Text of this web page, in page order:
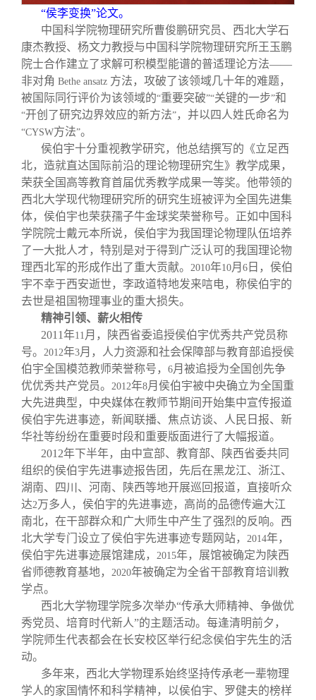
“侯李变换”论文。
中国科学院物理研究所曹俊鹏研究员、西北大学石
康杰教授、杨文力教授与中国科学院物理研究所王玉鹏
院士合作建立了求解可积模型能谱的普适理论方法——
非对角 Bethe ansatz 方法，攻破了该领域几十年的难题，
被国际同行评价为该领域的“重要突破”“关键的一步”和
“开创了研究边界效应的新方法” ，并以四人姓氏命名为
“CYSW方法”。
侯伯宇十分重视教学研究，他总结撰写的《立足西
北，造就直达国际前沿的理论物理研究生》教学成果，
荣获全国高等教育首届优秀教学成果一等奖。他带领的
西北大学现代物理研究所的研究生班被评为全国先进集
体，侯伯宇也荣获孺子牛金球奖荣誉称号。正如中国科
学院院士戴元本所说，侯伯宇为我国理论物理队伍培养
了一大批人才，特别是对于得到广泛认可的我国理论物
理西北军的形成作出了重大贡献。
2010年10月 6 日，侯伯
宇不幸于西安逝世，李政道特地发来唁电，称侯伯宇的
去世是祖国物理事业的重大损失。
精神引领、薪火相传
2011年11 月，陕西省委追授侯伯宇优秀共产党员称
号。
2012年3月，人力资源和社会保障部与教育部追授侯
伯宇全国模范教师荣誉称号， 6月被追授为全国创先争
优优秀共产党员。
2012年8月侯伯宇被中央确立为全国重
大先进典型，中央媒体在教师节期间开始集中宣传报道
侯伯宇先进事迹，新闻联播、焦点访谈、人民日报、新
华社等纷纷在重要时段和重要版面进行了大幅报道。
2012年下半年，由中宣部、教育部、陕西省委共同
组织的侯伯宇先进事迹报告团，先后在黑龙江、浙江、
湖南、四川、河南、陕西等地开展巡回报道，直接听众
达2万多人，侯伯宇的先进事迹，高尚的品德传遍大江
南北，在干部群众和广大师生中产生了强烈的反响。西
北大学专门设立了侯伯宇先进事迹专题网站，
2014年，
侯伯宇先进事迹展馆建成，
2015年，展馆被确定为陕西
省师德教育基地，
2020年被确定为全省干部教育培训教
学点。
西北大学物理学院多次举办“传承大师精神、争做优
秀党员、培育时代新人”的主题活动。每逢清明前夕，
学院师生代表都会在长安校区举行纪念侯伯宇先生的活
动。
多年来，西北大学物理系始终坚持传承老一辈物理
学人的家国情怀和科学精神，以侯伯宇、罗健夫的榜样